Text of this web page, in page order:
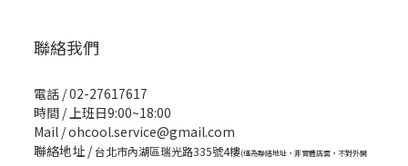
聯絡我們
電話 / 02-27617617
時間 / 上班日9:00~18:00
Mail / ohcool.service@gmail.com
聯絡地址 /台北市內湖區瑞光路335號4樓(僅為聯絡地址，非實體店面，不對外開